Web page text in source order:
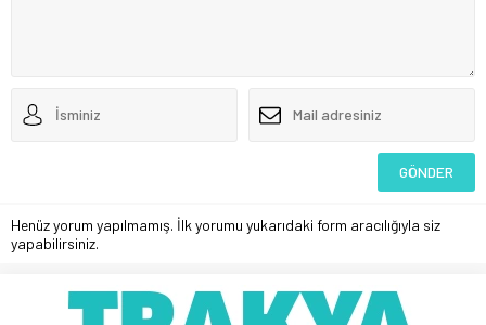
Henüz yorum yapılmamış. İlk yorumu yukarıdaki form aracılığıyla siz
yapabilirsiniz.